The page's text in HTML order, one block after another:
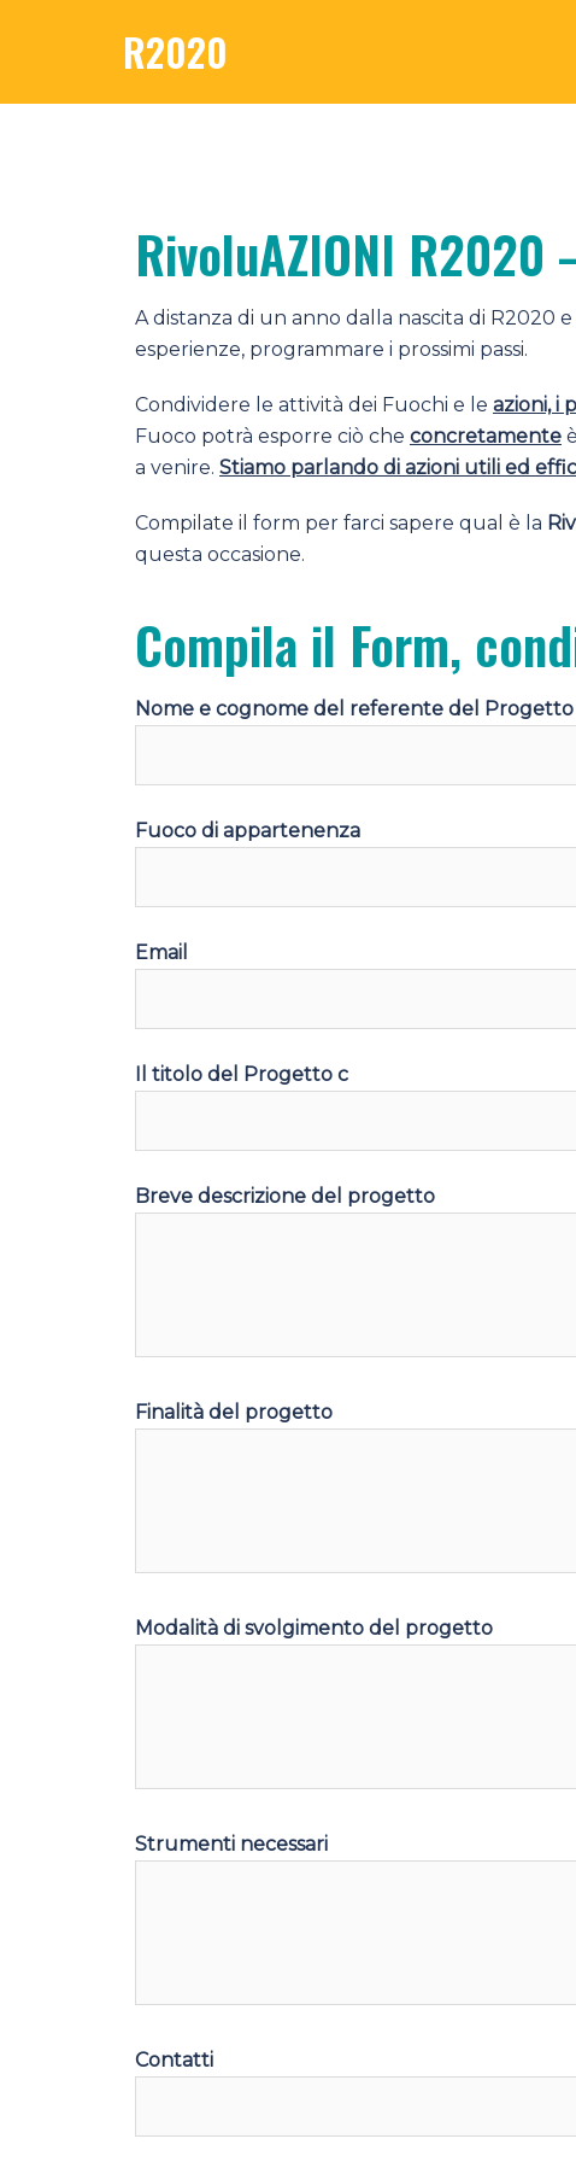
R2020
RivoluAZIONI
A distanza di un anno dalla nascita di R2020
esperienze, programmare i prossimi passi.
Condividere le attività dei Fuochi e le azioni, i
Fuoco potrà esporre ciò che concretamente
a venire. Stiamo parlando di azioni utili ed
Compilate il form per farci sapere qual è la
questa occasione.
Compila il Form,
Nome e cognome del referente del Progetto
Fuoco di appartenenza
Email
Il titolo del Progetto c
Breve descrizione del progetto
Finalità del progetto
Modalità di svolgimento del progetto
Strumenti necessari
Contatti